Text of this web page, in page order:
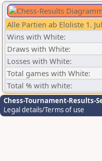
Alle Partien ab Eloliste 1.
Wins with White:
Draws with White:
Losses with White:
Total games with White:
Total % with white:
Chess-Tournament-Results-
Legal details/Terms of use